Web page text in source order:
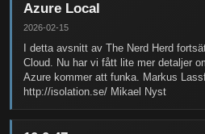
Azure Local
2026-02-15
I detta avsnitt av The Nerd Herd
Cloud. Nu har vi fått lite mer detaljer
Azure kommer att funka. Markus
http://isolation.se/ Mikael Nyst